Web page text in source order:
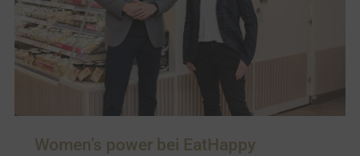
Women’s power bei EatHappy